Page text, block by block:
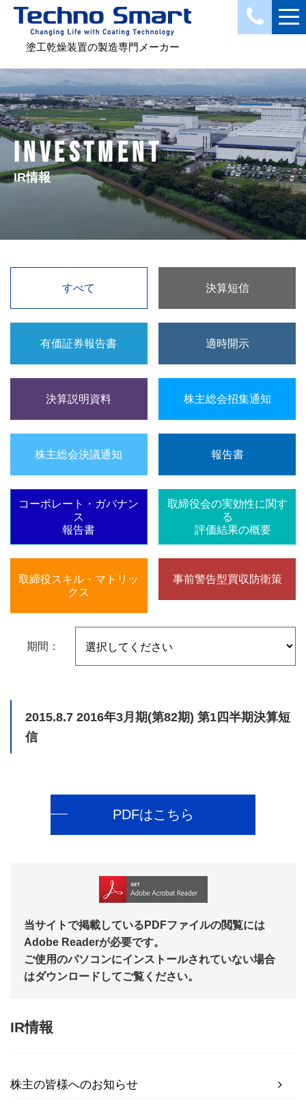
塗工乾燥装置の製造専門メーカー
INVESTMENT
IR情報
IR情報
株主の皆様へのお知らせ
すべて 決算短信
有価証券報告書 適時開示
決算説明資料 株主総会招集通知
株主総会決議通知 報告書
コーポレート・ガバナン
ス
報告書
取締役会の実効性に関す
る
評価結果の概要
取締役スキル・マトリッ
クス
事前警告型買収防衛策
期間：
2015.8.7 2016年3月期(第82期) 第1四半期決算短
信
PDFはこちら
当サイトで掲載しているPDFファイルの閲覧には
Adobe Readerが必要です。
ご使用のパソコンにインストールされていない場合
はダウンロードしてご覧ください。